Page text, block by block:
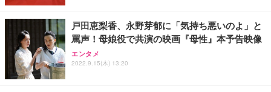
務用 おしゃれ パソコンチェア (ホワイト)
ANDWINT オフィスチェア デスクチェア 肘なし メ
ッシュ 通気性 ランバーサポート付き 腰サポート ガ
ス圧無段階昇降 360度回転 キャスター付き コンパク
【MiniLED/24.5inch/280Hz/FHD】GRAPHT THE S
HOOTER Gaming Monitor 24” Essential ゲーミン
グモニター QD 24.5インチ 1ms FHD 量子ドット 残
アイリスオーヤマ ペットシーツ 超厚型 お徳用 レギ
ュラー 200枚入【Amazon.co.jp限定】
戸田恵梨香、永野芽郁に「気持ち悪いのよ」と
罵声！母娘役で共演の映画『母性』本予告映像
エンタメ
2022.9.15(木) 13:20